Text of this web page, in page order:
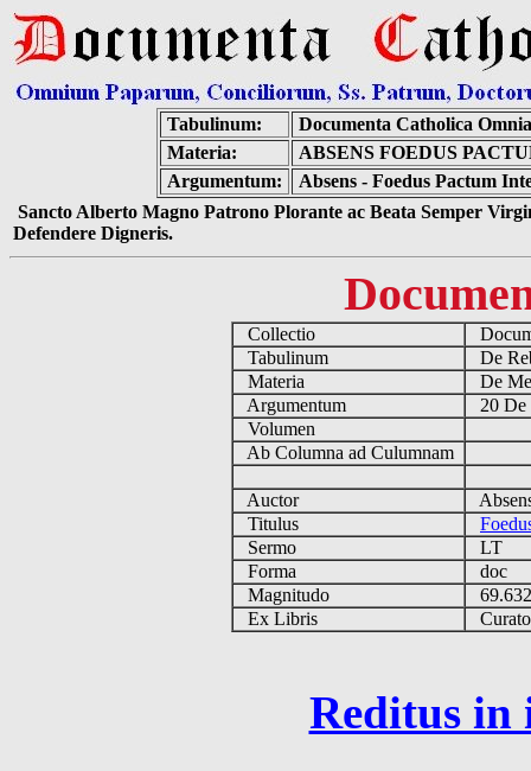
Tabulinum:
Documenta Catholica Omnia
Materia:
ABSENS FOEDUS
Argumentum:
Absens - Foedus Pactum
Sancto Alberto Magno Patrono Plorante ac Beata Semper
Defendere Digneris.
Collectio
Tabulinum
De
Materia
De
Argumentum
20
Volumen
Ab Columna ad Culumnam
Auctor
Titulus
Sermo
LT
Forma
doc
Magnitudo
Ex Libris
Reditus in